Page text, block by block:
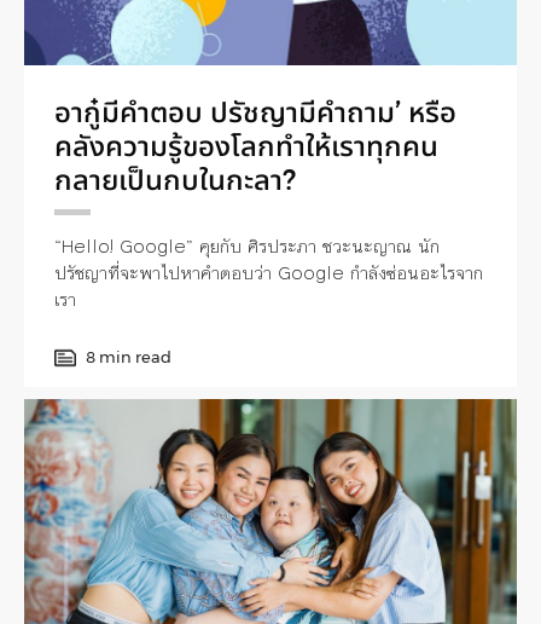
อากู๋มีคำตอบ ปรัชญามีคำถาม’ หรือ
คลังความรู้ของโลกทำให้เราทุกคน
กลายเป็นกบในกะลา?
“Hello! Google” คุยกับ ศิรประภา ชวะนะญาณ นัก
ปรัชญาที่จะพาไปหาคำตอบว่า Google กำลังซ่อนอะไรจาก
เรา
8 min read